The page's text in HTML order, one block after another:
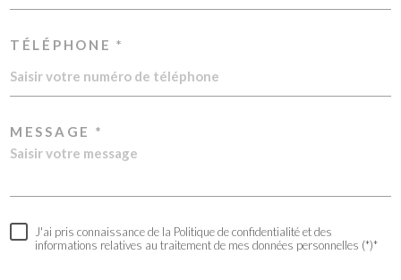
TÉLÉPHONE *
MESSAGE *
J'ai pris connaissance de la Politique de confidentialité et des
informations relatives au traitement de mes données personnelles (*)*